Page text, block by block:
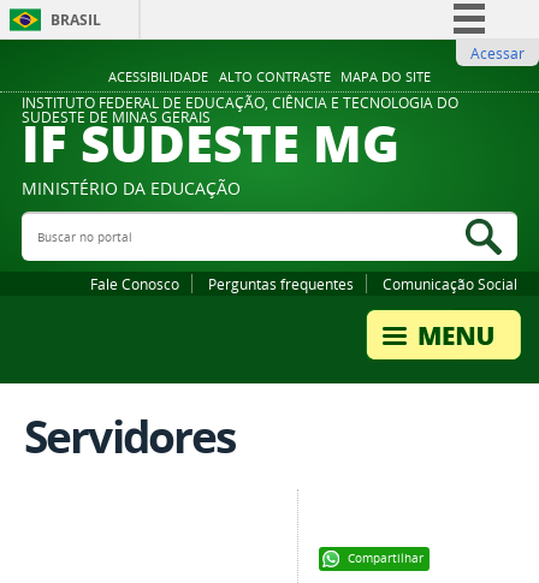
ACESSIBILIDADE ALTO CONTRASTE MAPA DO SITE
BRASIL
Comunica BR
Participe
Legislação
Acessar
INSTITUTO FEDERAL DE EDUCAÇÃO, CIÊNCIA E TECNOLOGIA DO
SUDESTE DE MINAS GERAIS
IF SUDESTE MG
MINISTÉRIO DA EDUCAÇÃO
Buscar no portal
Fale Conosco Perguntas frequentes Comunicação Social
Servidores
Compartilhar